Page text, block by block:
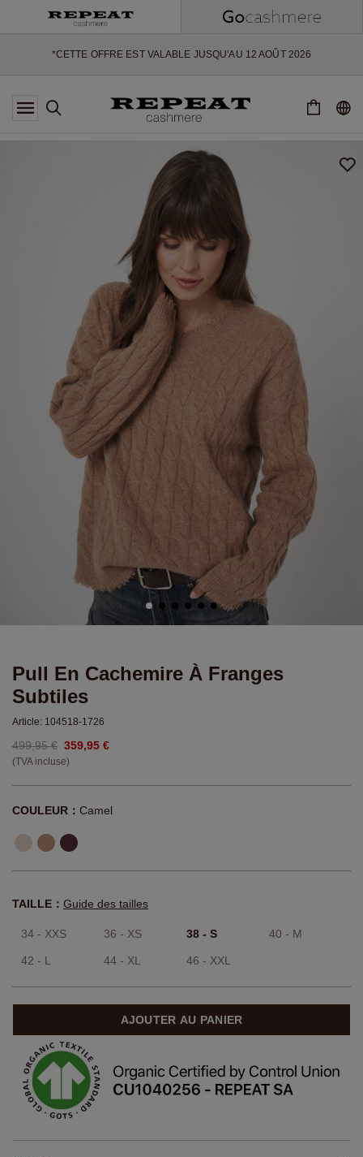
*CETTE OFFRE EST VALABLE JUSQU'AU 12 AOÛT 2026
*NON VALABLE SUR LIMITED EDITION
*EXCEPTIONS PEUVENT S'APPLIQUER
SAISON À VENIR
EXTRA 10% OFF SALE
Pull En Cachemire À Franges
Subtiles
Article: 104518-1726
499,95 € 359,95 €
(TVA incluse)
COULEUR： Camel
TAILLE： Guide des tailles
34 - XXS 36 - XS 38 - S 40 - M
42 - L 44 - XL 46 - XXL
AJOUTER AU PANIER